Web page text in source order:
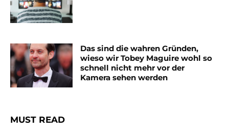
Das sind die wahren Gründen,
wieso wir Tobey Maguire wohl so
schnell nicht mehr vor der
Kamera sehen werden
MUST READ